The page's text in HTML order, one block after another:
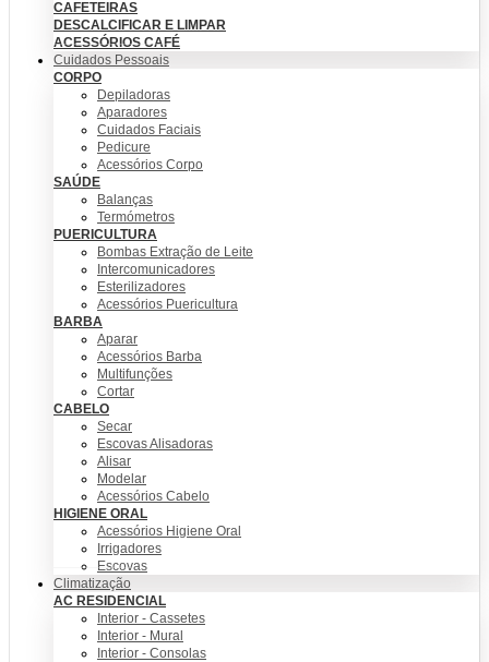
CAFETEIRAS
DESCALCIFICAR E LIMPAR
ACESSÓRIOS CAFÉ
Cuidados Pessoais
CORPO
Depiladoras
Aparadores
Cuidados Faciais
Pedicure
Acessórios Corpo
SAÚDE
Balanças
Termómetros
PUERICULTURA
Bombas Extração de Leite
Intercomunicadores
Esterilizadores
Acessórios Puericultura
BARBA
Aparar
Acessórios Barba
Multifunções
Cortar
CABELO
Secar
Escovas Alisadoras
Alisar
Modelar
Acessórios Cabelo
HIGIENE ORAL
Acessórios Higiene Oral
Irrigadores
Escovas
Climatização
AC RESIDENCIAL
Interior - Cassetes
Interior - Mural
Interior - Consolas